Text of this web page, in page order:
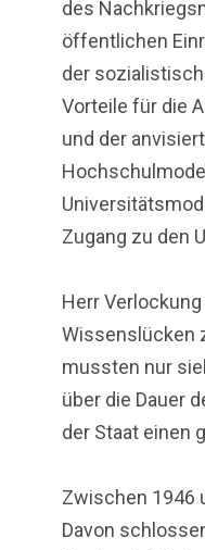
des
öffentlichen
der
Vorteile für die
und der
Zugang zu den
Herr
Wissenslücken
mussten nur
über die Dauer
der Staat einen
Zwischen 1946
Davon